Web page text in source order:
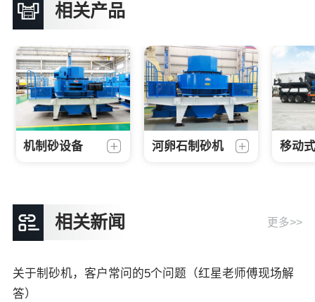
相关产品
机制砂设备 河卵石制砂机 移动
相关新闻 更多>>
关于制砂机，客户常问的5个问题（红星老师傅现场解
答）